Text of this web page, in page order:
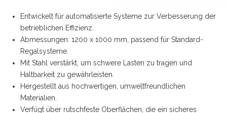
Entwickelt für automatisierte Systeme zur Verbesserung der
betrieblichen Effizienz.
Abmessungen: 1200 x 1000 mm, passend für Standard-
Regalsysteme.
Mit Stahl verstärkt, um schwere Lasten zu tragen und
Haltbarkeit zu gewährleisten.
Hergestellt aus hochwertigen, umweltfreundlichen
Materialien.
Verfügt über rutschfeste Oberflächen, die ein sicheres